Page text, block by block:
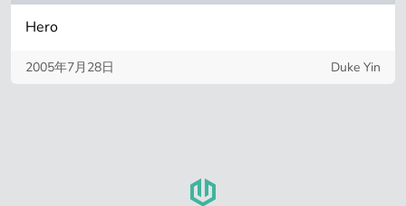
Hero
2005年7月28日 Duke Yin